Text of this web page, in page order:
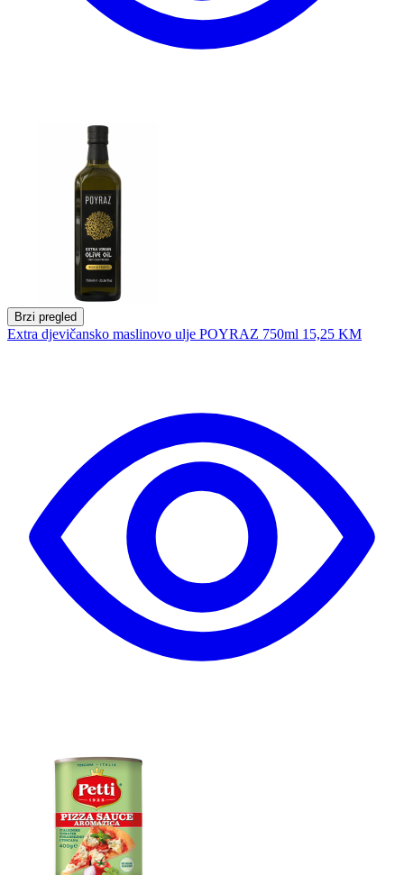
Brzi pregled
Extra djevičansko maslinovo ulje POYRAZ 750ml 15,25 KM